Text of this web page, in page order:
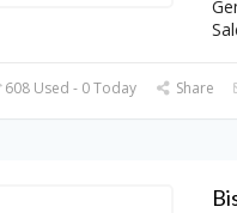
608 Used - 0 Today Share